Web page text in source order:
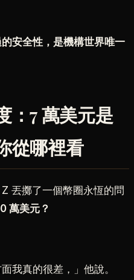
安全性，是機構世界唯一
：7 萬美元是
從哪裡看
丟擲了一個幣圈永恆的問
萬美元？
我真的很差，」他說。